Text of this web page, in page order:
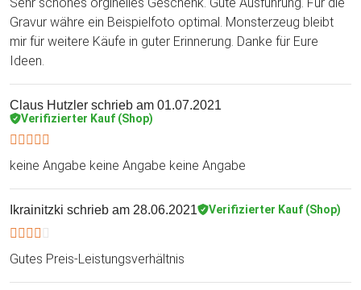
Gravur währe ein Beispielfoto optimal. Monsterzeug bleibt
mir für weitere Käufe in guter Erinnerung. Danke für Eure
Ideen.
Claus Hutzler schrieb am 01.07.2021
Verifizierter Kauf (Shop)
keine Angabe keine Angabe keine Angabe
Ikrainitzki schrieb am 28.06.2021 Verifizierter Kauf (Shop)
Gutes Preis-Leistungsverhältnis